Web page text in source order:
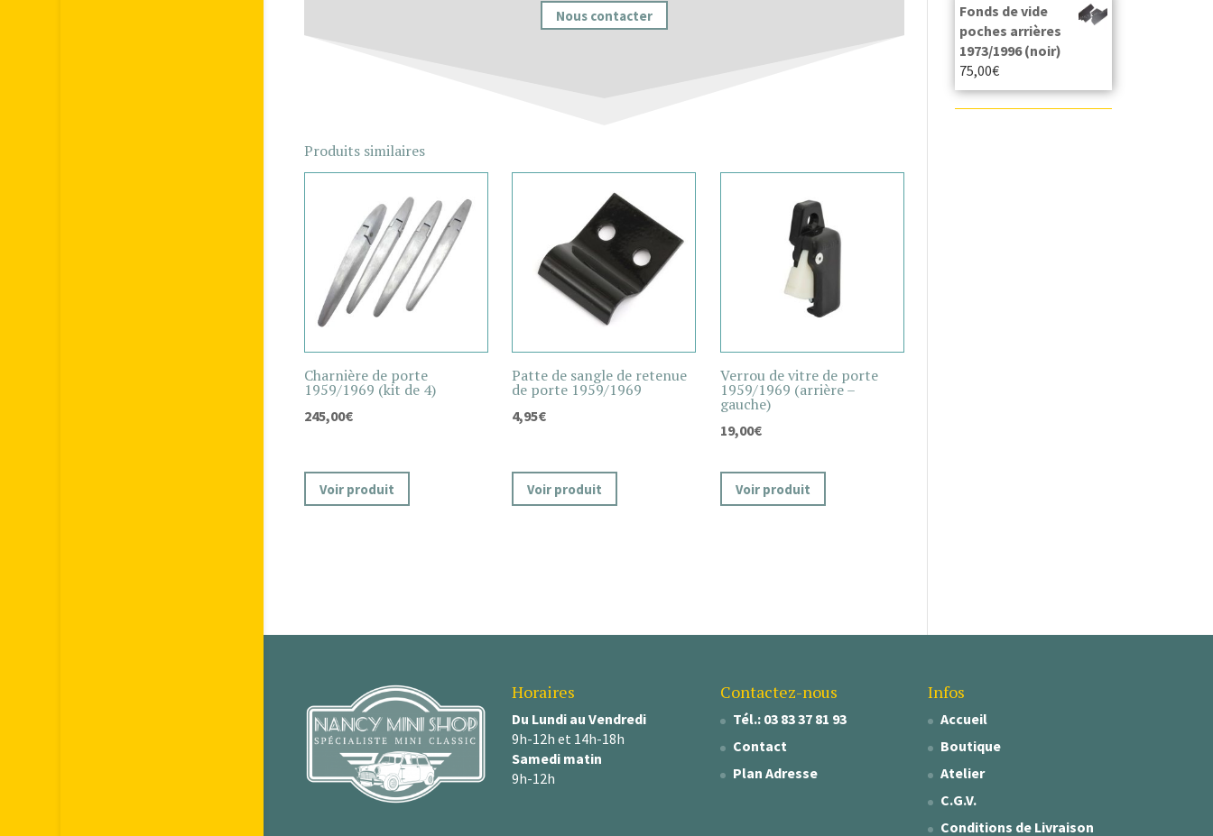
Nous contacter
Produits similaires
Charnière de porte
1959/1969 (kit de 4)
245,00€
Voir produit
Patte de sangle de retenue
de porte 1959/1969
4,95€
Voir produit
Verrou de vitre de porte
1959/1969 (arrière –
gauche)
19,00€
Voir produit
Fonds de vide
poches arrières
1973/1996 (noir)
75,00€
Horaires
Du Lundi au Vendredi
9h-12h et 14h-18h
Samedi matin
9h-12h
Contactez-nous
Tél.: 03 83 37 81 93
Contact
Plan Adresse
Infos
Accueil
Boutique
Atelier
C.G.V.
Conditions de Livraison